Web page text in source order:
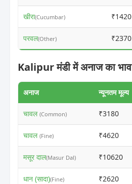
खीरा(Cucumbar) ₹1420
परवल(Other) ₹2370
Kalipur मंडी में अनाज का भाव
अनाज न्यूनतम मूल्य
चावल (Common) ₹3180
चावल (Fine) ₹4620
मसूर दाल(Masur Dal) ₹10620
धान (सादा)(Fine) ₹2620